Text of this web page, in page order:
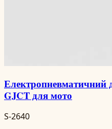
Електропневматичний
GJCT для мото
S-2640